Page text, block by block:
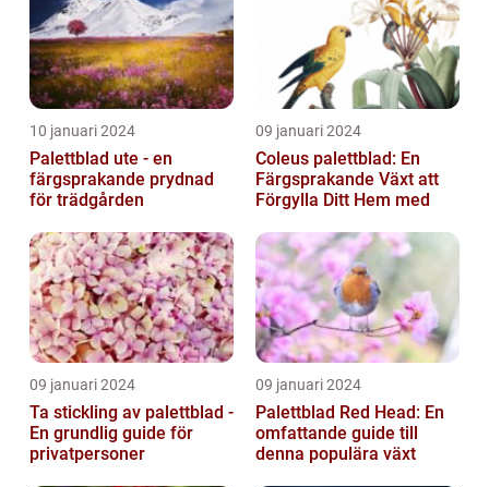
10 januari 2024
Palettblad ute - en
färgsprakande prydnad
för trädgården
09 januari 2024
Coleus palettblad: En
Färgsprakande Växt att
Förgylla Ditt Hem med
09 januari 2024
Ta stickling av palettblad -
En grundlig guide för
privatpersoner
09 januari 2024
Palettblad Red Head: En
omfattande guide till
denna populära växt